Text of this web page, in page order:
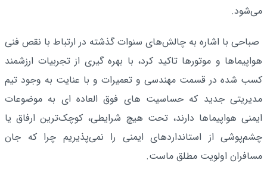
می‌شود.
صباحی با اشاره به چالش‌های سنوات گذشته در ارتباط با نقص فنی
هواپیماها و موتورها تاکید کرد، با بهره گیری از تجربیات ارزشمند
کسب شده در قسمت مهندسی و تعمیرات و با عنایت به وجود تیم
مدیریتی جدید که حساسیت های فوق العاده ای به موضوعات
ایمنی هواپیماها دارند، تحت هیچ شرایطی، کوچک‌ترین ارفاق یا
چشم‌پوشی از استانداردهای ایمنی را نمی‌پذیریم چرا که جان
مسافران اولویت مطلق ماست.